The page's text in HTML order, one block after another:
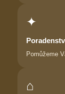
✦
Pomůžeme
⌂